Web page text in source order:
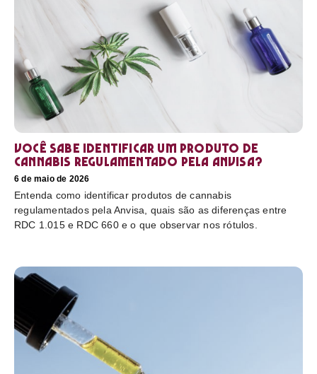
Você sabe identificar um produto de
cannabis regulamentado pela Anvisa?
6 de maio de 2026
Entenda como identificar produtos de cannabis
regulamentados pela Anvisa, quais são as diferenças entre
RDC 1.015 e RDC 660 e o que observar nos rótulos.